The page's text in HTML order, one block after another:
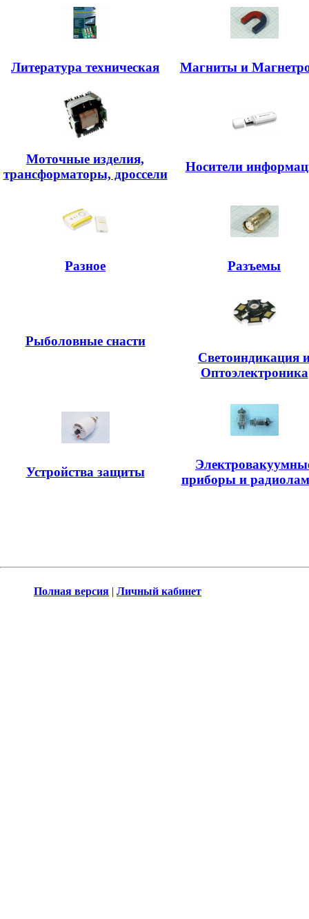
Литература техническая Магниты и
Моточные изделия,
трансформаторы, дроссели
Носители
Разное Разъемы
Рыболовные снасти
Светоиндикация
Оптоэлектроника
Устройства защиты
приборы и
Полная версия | Личный кабинет